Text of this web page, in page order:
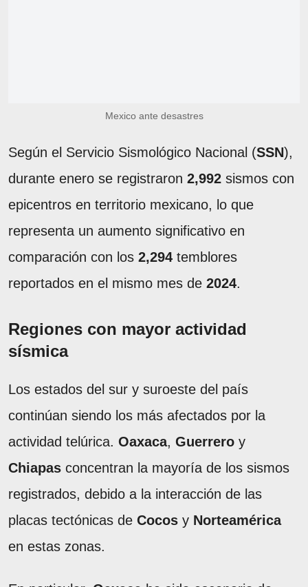
Mexico ante desastres
Según el Servicio Sismológico Nacional (SSN),
durante enero se registraron 2,992 sismos con
epicentros en territorio mexicano, lo que
representa un aumento significativo en
comparación con los 2,294 temblores
reportados en el mismo mes de 2024.
Regiones con mayor actividad
sísmica
Los estados del sur y suroeste del país
continúan siendo los más afectados por la
actividad telúrica. Oaxaca, Guerrero y
Chiapas concentran la mayoría de los sismos
registrados, debido a la interacción de las
placas tectónicas de Cocos y Norteamérica
en estas zonas.